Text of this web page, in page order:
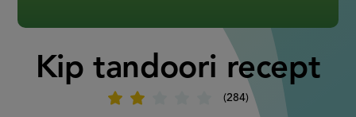
Kip tandoori recept
284